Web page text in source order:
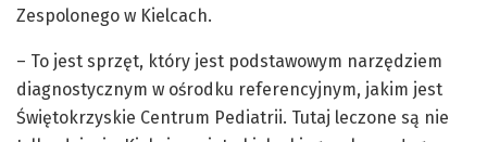
Zespolonego w Kielcach.
– To jest sprzęt, który jest podstawowym narzędziem
diagnostycznym w ośrodku referencyjnym, jakim jest
Świętokrzyskie Centrum Pediatrii. Tutaj leczone są nie